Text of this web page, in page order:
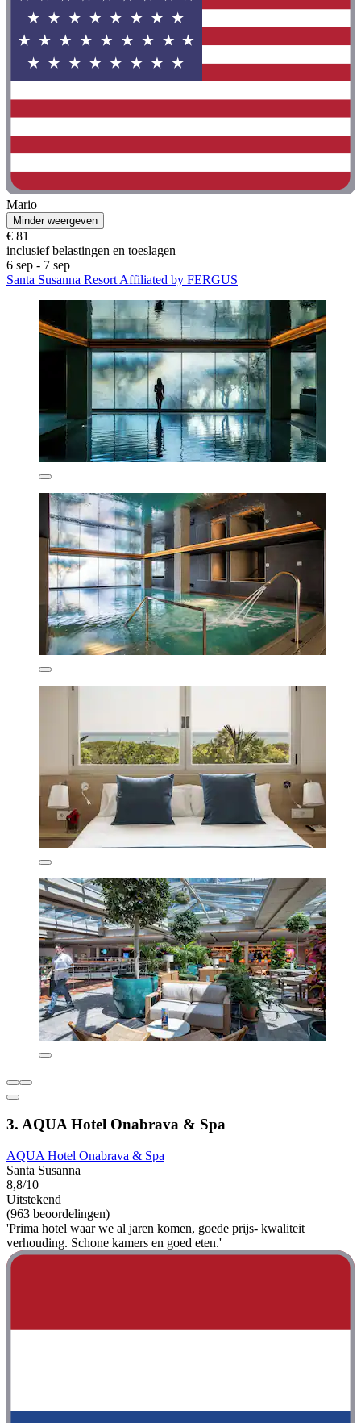
Mario
Minder weergeven
€ 81
inclusief belastingen en toeslagen
6 sep - 7 sep
Santa Susanna Resort Affiliated by FERGUS
3. AQUA Hotel Onabrava & Spa
AQUA Hotel Onabrava & Spa
Santa Susanna
8,8/10
Uitstekend
(963 beoordelingen)
'Prima hotel waar we al jaren komen, goede prijs- kwaliteit
verhouding. Schone kamers en goed eten.'